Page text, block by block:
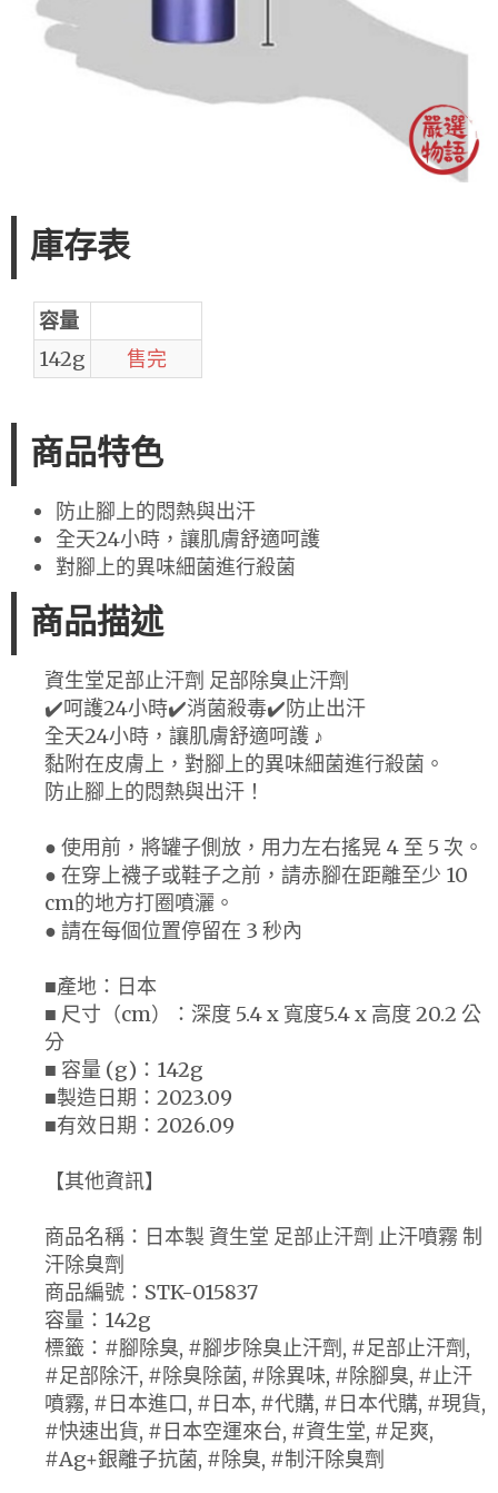
庫存表
容量
142g
售完
商品特色
防止腳上的悶熱與出汗
全天24小時，讓肌膚舒適呵護
對腳上的異味細菌進行殺菌
商品描述
資生堂足部止汗劑 足部除臭止汗劑
✔️呵護24小時✔️消菌殺毒✔️防止出汗
全天24小時，讓肌膚舒適呵護 ♪
黏附在皮膚上，對腳上的異味細菌進行殺菌。
防止腳上的悶熱與出汗！
● 使用前，將罐子側放，用力左右搖晃 4 至 5 次。
● 在穿上襪子或鞋子之前，請赤腳在距離至少 10
cm的地方打圈噴灑。
● 請在每個位置停留在 3 秒內
■產地：日本
■ 尺寸（cm）：深度 5.4 x 寬度5.4 x 高度 20.2 公
分
■ 容量 (g)：142g
■製造日期：2023.09
■有效日期：2026.09
【其他資訊】
商品名稱：日本製 資生堂 足部止汗劑 止汗噴霧 制
汗除臭劑
商品編號：STK-015837
容量：142g
標籤：#腳除臭, #腳步除臭止汗劑, #足部止汗劑,
#足部除汗, #除臭除菌, #除異味, #除腳臭, #止汗
噴霧, #日本進口, #日本, #代購, #日本代購, #現貨,
#快速出貨, #日本空運來台, #資生堂, #足爽,
#Ag+銀離子抗菌, #除臭, #制汗除臭劑